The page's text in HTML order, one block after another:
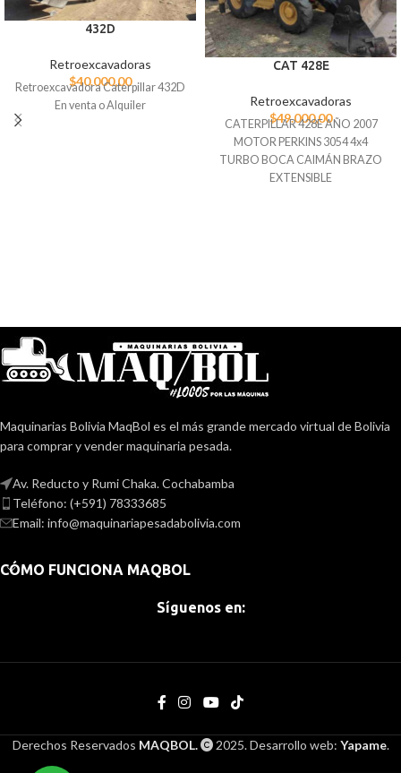
432D
Retroexcavadoras
$40.000,00
Retroexcavadora Caterpillar 432D
En venta o Alquiler
CAT 428E
Retroexcavadoras
$49.000,00
CATERPILLAR 428E AÑO 2007
MOTOR PERKINS 3054 4x4
TURBO BOCA CAIMÁN BRAZO
EXTENSIBLE
Maquinarias Bolivia MaqBol es el más grande mercado virtual de Bolivia
para comprar y vender maquinaria pesada.
Av. Reducto y Rumi Chaka. Cochabamba
Teléfono: (+591) 78333685
Email: info@maquinariapesadabolivia.com
CÓMO FUNCIONA MAQBOL
Síguenos en:
Derechos Reservados MAQBOL. 2025. Desarrollo web: Yapame.